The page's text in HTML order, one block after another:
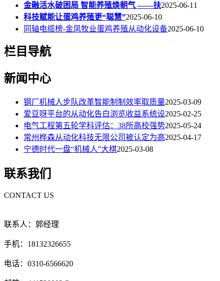
金融活水破困局 智能养殖焕朝气 ——扶2025-06-11
科技赋能让蛋鸡养殖更“聪慧”2025-06-10
同轴电缆榜-金凤牧业蛋鸡养殖从动化设备2025-06-10
栏目导航
新闻中心
钢厂机械人步队改革智能制制效率取质量2025-03-09
爱豆呀平台的从动化告白浏览收益系统设2025-02-25
电气工程第五轮学科评估：38所高校强势2025-05-24
常州桦森从动化科技无限公司被认定为高2025-04-17
宁德时代一盘“机械人”大棋2025-03-08
联系我们
CONTACT US
联系人：郭经理
手机：18132326655
电话：0310-6566620